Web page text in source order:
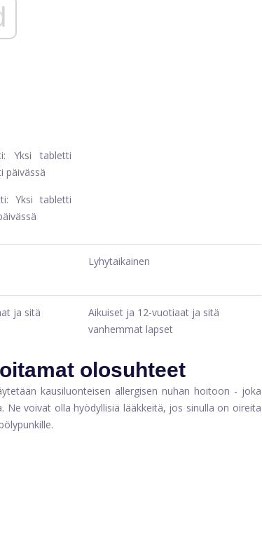
Yksi tabletti
päivässä
Yksi tabletti
Lyhytaikainen
ja sitä
Aikuiset ja 12-vuotiaat ja sitä
vanhemmat lapset
olosuhteet
kausiluonteisen allergisen nuhan hoitoon - joka
Ne voivat olla hyödyllisiä lääkkeitä, jos sinulla on oireita